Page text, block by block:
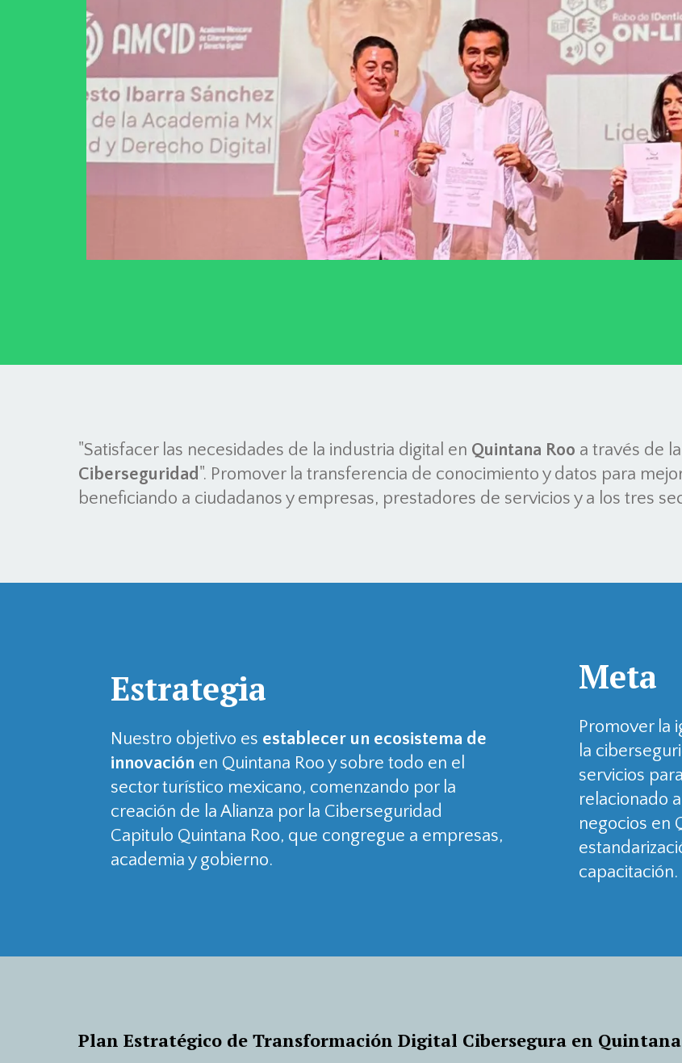
"Satisfacer las necesidades de la industria digital en Quintana Roo a través de la
Ciberseguridad ". Promover la transferencia de conocimiento y datos para
beneficiando a ciudadanos y empresas, prestadores de servicios y a los tres
Estrategia
Nuestro objetivo es establecer un ecosistema de
innovación en Quintana Roo y sobre todo en el
sector turístico mexicano, comenzando por la
creación de la Alianza por la Ciberseguridad
Capitulo Quintana Roo, que congregue a empresas,
academia y gobierno.
Meta
Promover la
la
servicios
relacionado
negocios en
capacitación.
Plan Estratégico de Transformación Digital Cibersegura en